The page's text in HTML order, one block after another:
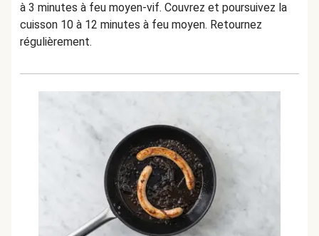
à 3 minutes à feu moyen-vif. Couvrez et poursuivez la
cuisson 10 à 12 minutes à feu moyen. Retournez
régulièrement.